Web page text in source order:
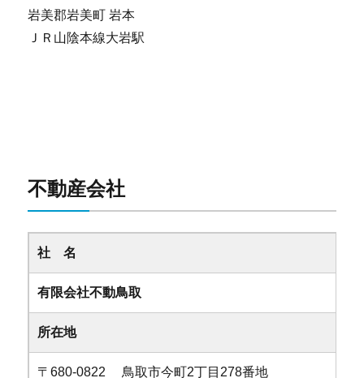
岩美郡岩美町 岩本
ＪＲ山陰本線大岩駅
不動産会社
社 名
有限会社不動鳥取
所在地
〒680-0822 鳥取市今町2丁目278番地